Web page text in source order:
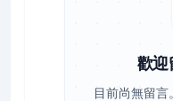
歡迎
目前尚無留